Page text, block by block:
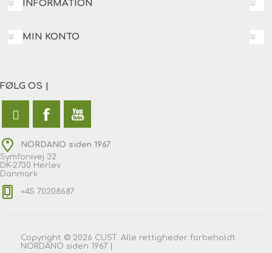
INFORMATION
MIN KONTO
FØLG OS |
NORDANO siden 1967
Symfonivej 32
DK-2730 Herlev
Danmark
+45 70208687
Copyright © 2026 CUST. Alle rettigheder forbeholdt.
NORDANO siden 1967 |